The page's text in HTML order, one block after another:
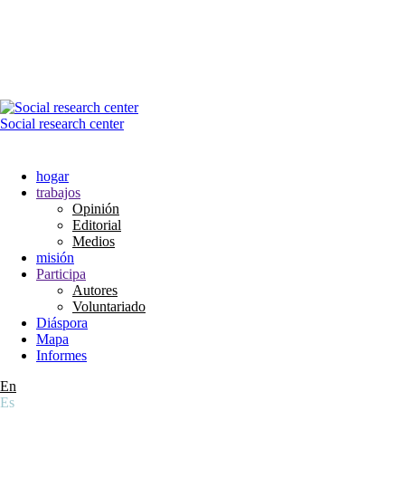
Social research center
hogar
trabajos
Opinión
Editorial
Medios
misión
Participa
Autores
Voluntariado
Diáspora
Mapa
Informes
En
Es